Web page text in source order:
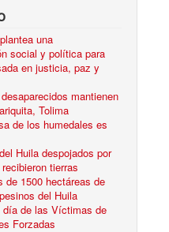
una
social y política para
en justicia, paz y
mantienen
Tolima
de los humedales es
Huila despojados por
tierras
de 1500 hectáreas de
del Huila
día de las Víctimas de
Forzadas